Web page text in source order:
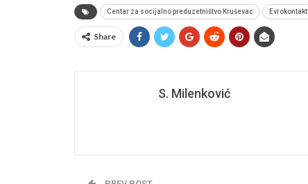
Centar za socijalno preduzetništvo Kruševac Evrokontakt
Share
S. Milenković